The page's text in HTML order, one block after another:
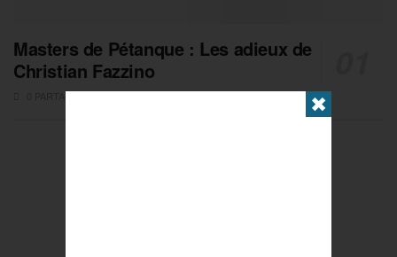
Masters de Pétanque : Les adieux de
Christian Fazzino
0 PARTAGES ✖